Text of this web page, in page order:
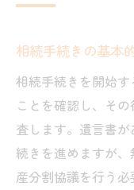
相続手続きの基本
相続手続きを開始
ことを確認し、そ
査します。遺言書
続きを進めますが
産分割協議を行う